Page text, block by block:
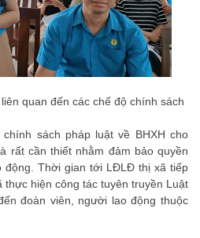
quan đến các chế độ chính sách
sách pháp luật về BHXH cho
rất cần thiết nhằm đảm bảo quyền
động. Thời gian tới LĐLĐ thị xã tiếp
thực hiện công tác tuyên truyền Luật
đoàn viên, người lao động thuộc